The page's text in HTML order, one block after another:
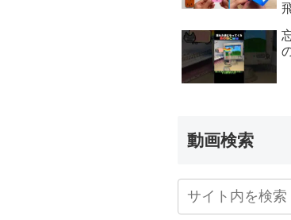
動画検索